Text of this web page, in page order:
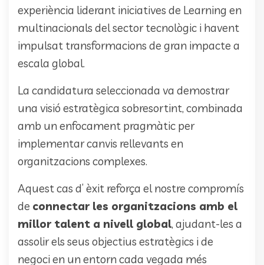
experiència liderant iniciatives de Learning en
multinacionals del sector tecnològic i havent
impulsat transformacions de gran impacte a
escala global.
La candidatura seleccionada va demostrar
una visió estratègica sobresortint, combinada
amb un enfocament pragmàtic per
implementar canvis rellevants en
organitzacions complexes.
Aquest cas d’ èxit reforça el nostre compromís
de connectar les organitzacions amb el
millor talent a nivell global, ajudant-les a
assolir els seus objectius estratègics i de
negoci en un entorn cada vegada més